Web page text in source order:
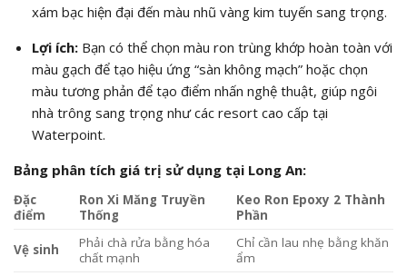
xám bạc hiện đại đến màu nhũ vàng kim tuyến sang trọng.
Lợi ích:Bạn có thể chọn màu ron trùng khớp hoàn toàn với
màu gạch để tạo hiệu ứng “sàn không mạch” hoặc chọn
màu tương phản để tạo điểm nhấn nghệ thuật, giúp ngôi
nhà trông sang trọng như các resort cao cấp tại
Waterpoint.
Bảng phân tích giá trị sử dụng tại Long An:
Đặc
điểm
Ron Xi Măng Truyền
Thống
Keo Ron Epoxy 2 Thành
Phần
Vệ sinh
Phải chà rửa bằng hóa
chất mạnh
Chỉ cần lau nhẹ bằng khăn
ẩm